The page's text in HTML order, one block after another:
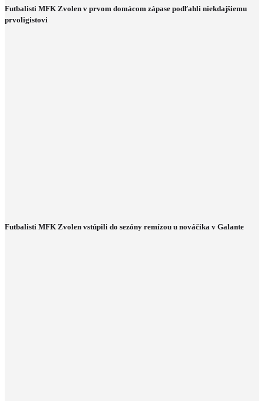
Futbalisti MFK Zvolen v prvom domácom zápase podľahli niekdajšiemu
prvoligistovi
Futbalisti MFK Zvolen vstúpili do sezóny remízou u nováčika v Galante